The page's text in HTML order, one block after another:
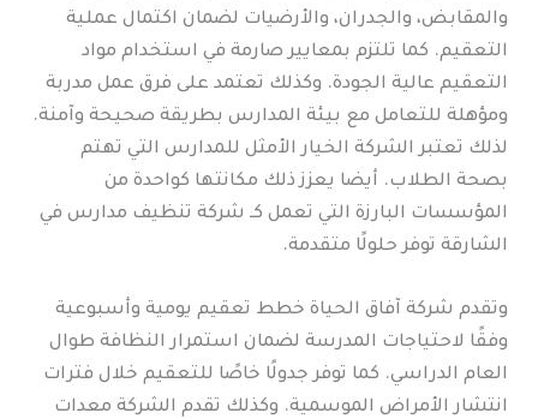
والمقابض، والجدران، والأرضيات لضمان اكتمال عملية
التعقيم. كما تلتزم بمعايير صارمة في استخدام مواد
التعقيم عالية الجودة. وكذلك تعتمد على فرق عمل مدربة
ومؤهلة للتعامل مع بيئة المدارس بطريقة صحيحة وآمنة.
لذلك تعتبر الشركة الخيار الأمثل للمدارس التي تهتم
بصحة الطلاب. أيضا يعزز ذلك مكانتها كواحدة من
المؤسسات البارزة التي تعمل كـ شركة تنظيف مدارس في
الشارقة توفر حلولًا متقدمة.
وتقدم شركة آفاق الحياة خطط تعقيم يومية وأسبوعية
وفقًا لاحتياجات المدرسة لضمان استمرار النظافة طوال
العام الدراسي. كما توفر جدولًا خاصًا للتعقيم خلال فترات
انتشار الأمراض الموسمية. وكذلك تقدم الشركة معدات